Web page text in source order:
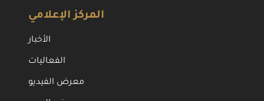
المركز الإعلامي
الأخبار
الفعاليات
معرض الفيديو